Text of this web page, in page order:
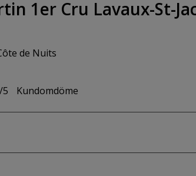
1er Cru Lavaux-St-
de Nuits
5 Kundomdöme